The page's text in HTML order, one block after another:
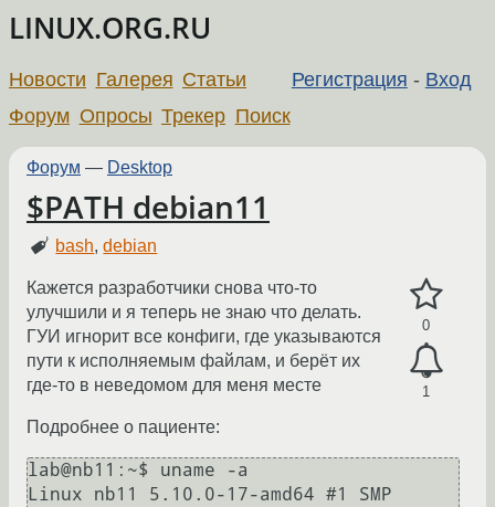
LINUX.ORG.RU
Регистрация - Вход
Новости Галерея Статьи
Форум Опросы Трекер Поиск
Форум — Desktop
$PATH debian11
bash,debian
0
1
Кажется разработчики снова что-то
улучшили и я теперь не знаю что делать.
ГУИ игнорит все конфиги, где указываются
пути к исполняемым файлам, и берёт их
где-то в неведомом для меня месте
Подробнее о пациенте:
lab@nb11:~$ uname -a
Linux nb11 5.10.0-17-amd64 #1 SMP